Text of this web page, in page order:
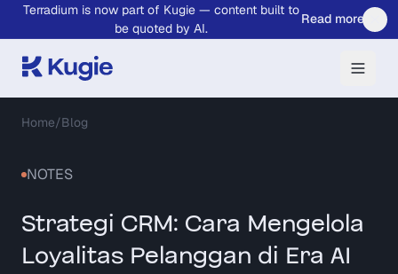
Skip to main content
Terradium is now part of Kugie — content built to
be quoted by AI.
Read more
Home/Blog
NOTES
Strategi CRM: Cara Mengelola
Loyalitas Pelanggan di Era AI